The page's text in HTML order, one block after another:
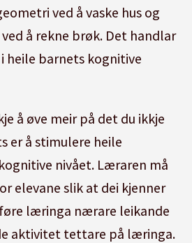
ved å vaske hus og
å rekne brøk. Det handlar
heile barnets kognitive
å øve meir på det du ikkje
er å stimulere heile
nivået. Læraren må
elevane slik at dei kjenner
læringa nærare leikande
aktivitet tettare på læringa.